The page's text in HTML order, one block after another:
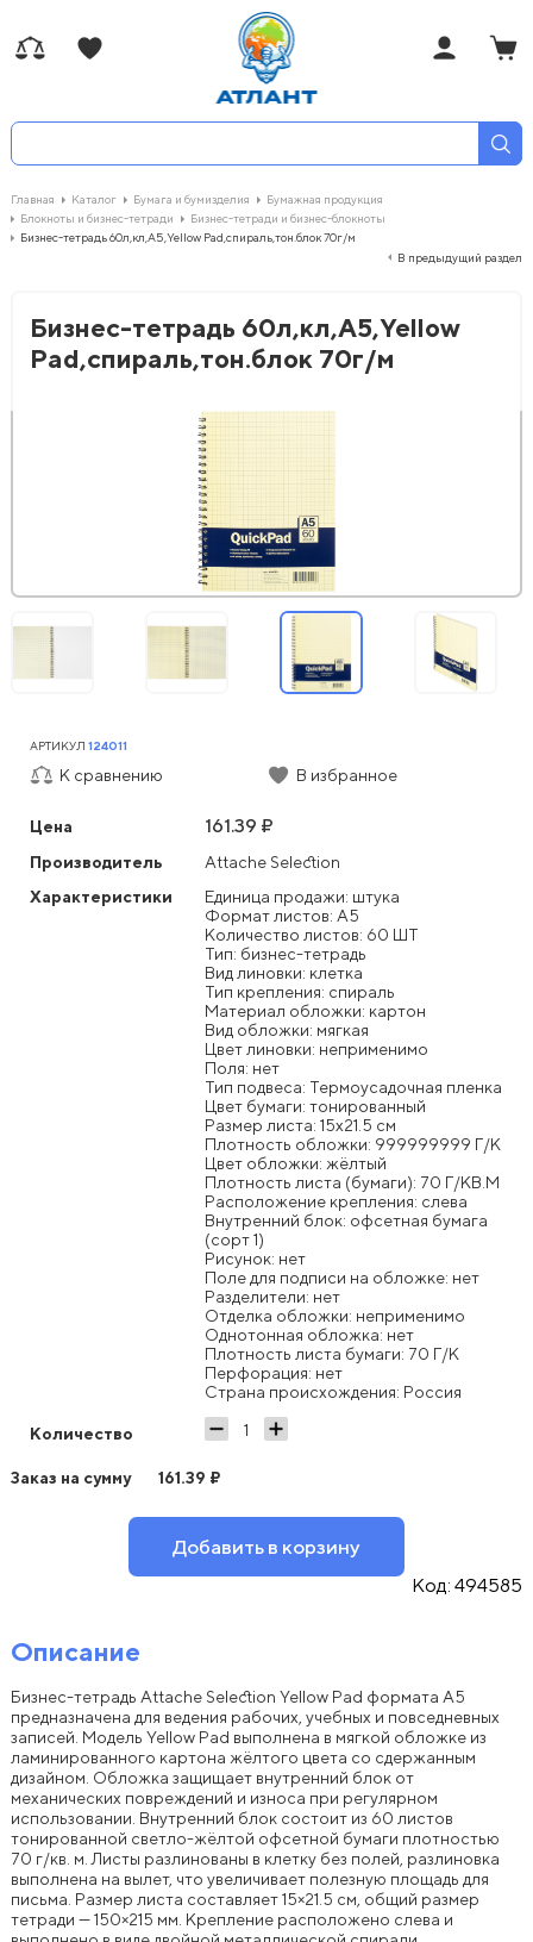
Главная Каталог Бумага и бумизделия
Бумажная продукция
Блокноты и бизнес-тетради
Бизнес-тетради и бизнес-блокноты
Бизнес-тетрадь 60л,кл,А5,Yellow Pad,спираль,тон.блок 70г/м
В предыдущий раздел
Бизнес-тетрадь 60л,кл,А5,Yellow
Pad,спираль,тон.блок 70г/м
Цена 161.39 ₽
Производитель
Attache Selection
Характеристики
Единица продажи: штука
Формат листов: А5
Количество листов: 60 ШТ
Тип: бизнес-тетрадь
Вид линовки: клетка
Тип крепления: спираль
Материал обложки: картон
Вид обложки: мягкая
Цвет линовки: неприменимо
Поля: нет
Тип подвеса: Термоусадочная пленка
Цвет бумаги: тонированный
Размер листа: 15x21.5 см
Плотность обложки: 999999999 Г/К
Цвет обложки: жёлтый
Плотность листа (бумаги): 70 Г/КВ.М
Расположение крепления: слева
Внутренний блок: офсетная бумага
(сорт 1)
Рисунок: нет
Поле для подписи на обложке: нет
Разделители: нет
Отделка обложки: неприменимо
Однотонная обложка: нет
Плотность листа бумаги: 70 Г/К
Перфорация: нет
Страна происхождения: Россия
Количество
АРТИКУЛ 124011
К сравнению В избранное
Заказ на сумму 161.39 ₽
Добавить в корзину
Код: 494585
Описание
Бизнес-тетрадь Attache Selection Yellow Pad формата А5
предназначена для ведения рабочих, учебных и повседневных
записей. Модель Yellow Pad выполнена в мягкой обложке из
ламинированного картона жёлтого цвета со сдержанным
дизайном. Обложка защищает внутренний блок от
механических повреждений и износа при регулярном
использовании. Внутренний блок состоит из 60 листов
тонированной светло-жёлтой офсетной бумаги плотностью
70 г/кв. м. Листы разлинованы в клетку без полей, разлиновка
выполнена на вылет, что увеличивает полезную площадь для
письма. Размер листа составляет 15×21.5 см, общий размер
тетради — 150×215 мм. Крепление расположено слева и